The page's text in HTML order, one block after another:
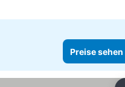
Preise sehen